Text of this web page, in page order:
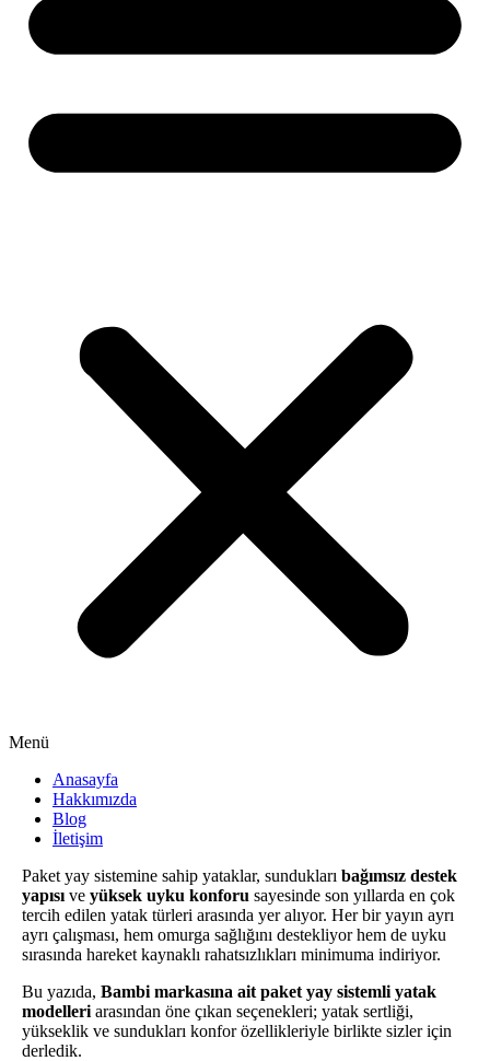
Menü
Anasayfa
Hakkımızda
Blog
İletişim
Paket yay sistemine sahip yataklar, sundukları bağımsız destek
yapısı ve yüksek uyku konforu sayesinde son yıllarda en çok
tercih edilen yatak türleri arasında yer alıyor. Her bir yayın ayrı
ayrı çalışması, hem omurga sağlığını destekliyor hem de uyku
sırasında hareket kaynaklı rahatsızlıkları minimuma indiriyor.
Bu yazıda, Bambi markasına ait paket yay sistemli yatak
modelleri arasından öne çıkan seçenekleri; yatak sertliği,
yükseklik ve sundukları konfor özellikleriyle birlikte sizler için
derledik.